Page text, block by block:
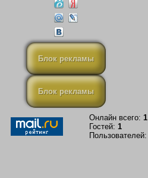
Блок рекламы
Блок рекламы
Онлайн всего: 1
Гостей: 1
Пользователей: